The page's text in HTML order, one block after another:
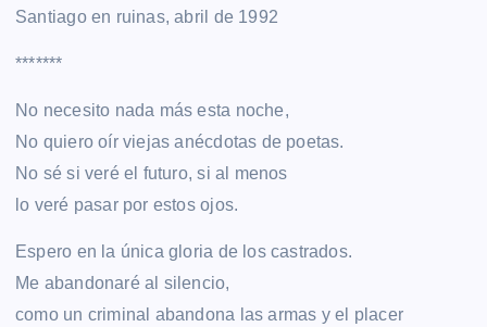
Santiago en ruinas, abril de 1992
*******
No necesito nada más esta noche,
No quiero oír viejas anécdotas de poetas.
No sé si veré el futuro, si al menos
lo veré pasar por estos ojos.
Espero en la única gloria de los castrados.
Me abandonaré al silencio,
como un criminal abandona las armas y el placer